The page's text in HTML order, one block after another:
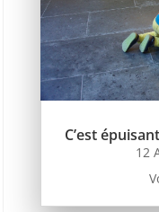
C’est
12